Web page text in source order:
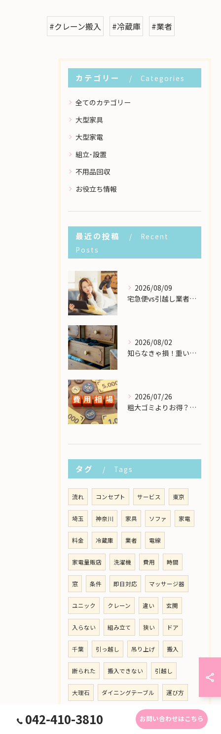
#クレーン搬入 #冷蔵庫 #業者
カテゴリー Categories
全てのカテゴリー
大型家具
大型家電
組立･設置
不用品回収
お役立ち情報
最近の投稿
Recent
Posts
2026/08/09
宅急便vs引越し業者！個人の大型家具配送で一番安いのはどこ？
2026/08/02
知らなきゃ損！重い大型家具の配送費用を格安に抑える裏ワザ
2026/07/26
粗大ゴミよりお得？大型家具の処分業者にかかる費用相場を解説
タグ Tags
流れ コンセプト サービス 東京
埼玉 神奈川 家具 ソファ 家電
料金 冷蔵庫 業者 電線
家電量販店 洗濯機 費用 時間
窓 条件 即日対応 マッサージ器
ユニック クレーン 違い 玄関
入らない 組み立て 狭い ドア
千葉 引っ越し 吊り上げ 搬入
断られた 搬入できない 引越し
大理石 ダイニングテーブル 運び方
階段 幅 器具 ガラス
042-410-3810 お問い合わせはこちら